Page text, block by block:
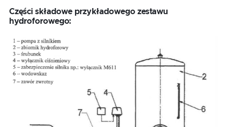
Części składowe przykładowego zestawu
hydroforowego: